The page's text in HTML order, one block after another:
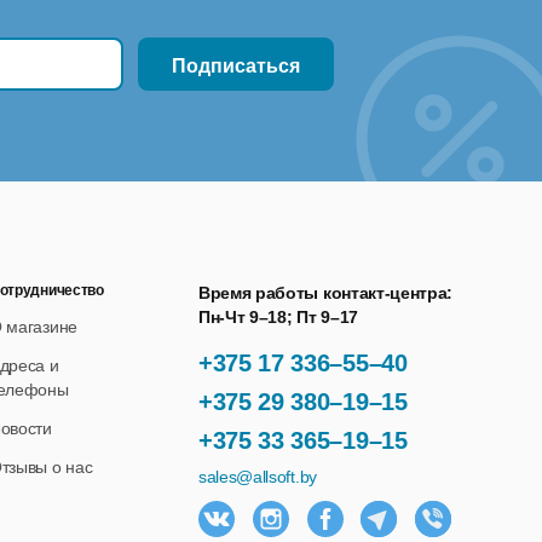
+375 17 336–55–40
+375 29 380–19–15
+375 33 365–19–15
Время работы контакт-центра:
Пн-Чт 9–18; Пт 9–17
sales@allsoft.by
и
о нас